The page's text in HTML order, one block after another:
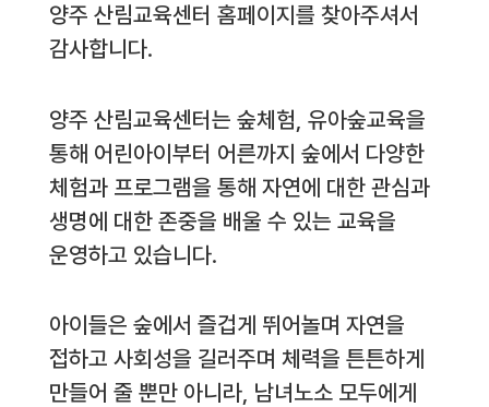
양주 산림교육센터 홈페이지를 찾아주셔서
감사합니다.
양주 산림교육센터는 숲체험, 유아숲교육을
통해 어린아이부터 어른까지 숲에서 다양한
체험과 프로그램을 통해 자연에 대한 관심과
생명에 대한 존중을 배울 수 있는 교육을
운영하고 있습니다.
아이들은 숲에서 즐겁게 뛰어놀며 자연을
접하고 사회성을 길러주며 체력을 튼튼하게
만들어 줄 뿐만 아니라, 남녀노소 모두에게